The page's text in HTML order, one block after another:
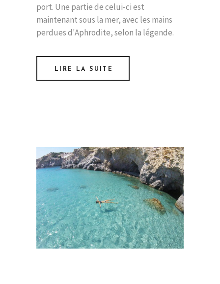
port. Une partie de celui-ci est
maintenant sous la mer, avec les mains
perdues d'Aphrodite, selon la légende.
LIRE LA SUITE